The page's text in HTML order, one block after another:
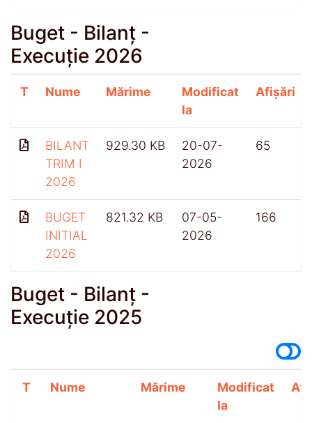
Buget - Bilanț -
Execuție 2026
T Nume Mărime
Modificat
la
Afișări
BILANT
TRIM I
2026
929.30 KB
20-07-
2026
65
BUGET
INITIAL
2026
821.32 KB
07-05-
2026
166
Buget - Bilanț -
Execuție 2025
T Nume Mărime
Modificat
la